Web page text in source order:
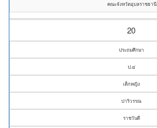
คณะจังหวัดอุบลราชธานี
20
ประถมศึกษา
ป.๔
เด็กหญิง
ปาริวรรณ
ราชวันดี